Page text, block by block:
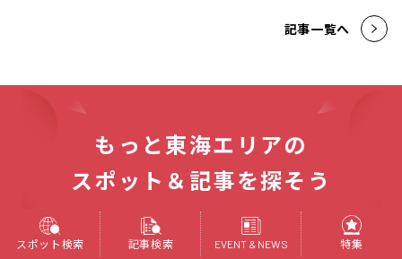
記事一覧へ
もっと東海エリアの
スポット＆記事を探そう
スポットを探す
スポット検索 記事検索 EVENT & NEWS 特集